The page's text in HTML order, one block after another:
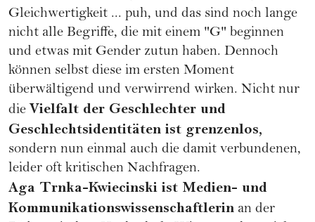
Gleichwertigkeit ... puh, und das sind noch lange
nicht alle Begriffe, die mit einem "G" beginnen
und etwas mit Gender zutun haben. Dennoch
können selbst diese im ersten Moment
überwältigend und verwirrend wirken. Nicht nur
die Vielfalt der Geschlechter und
Geschlechtsidentitäten ist grenzenlos,
sondern nun einmal auch die damit verbundenen,
leider oft kritischen Nachfragen.
Aga Trnka-Kwiecinski ist Medien- und
Kommunikationswissenschaftlerin an der